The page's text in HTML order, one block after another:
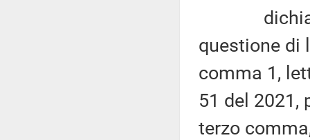
dichiara
questione di
comma 1,
51 del 2021,
terzo